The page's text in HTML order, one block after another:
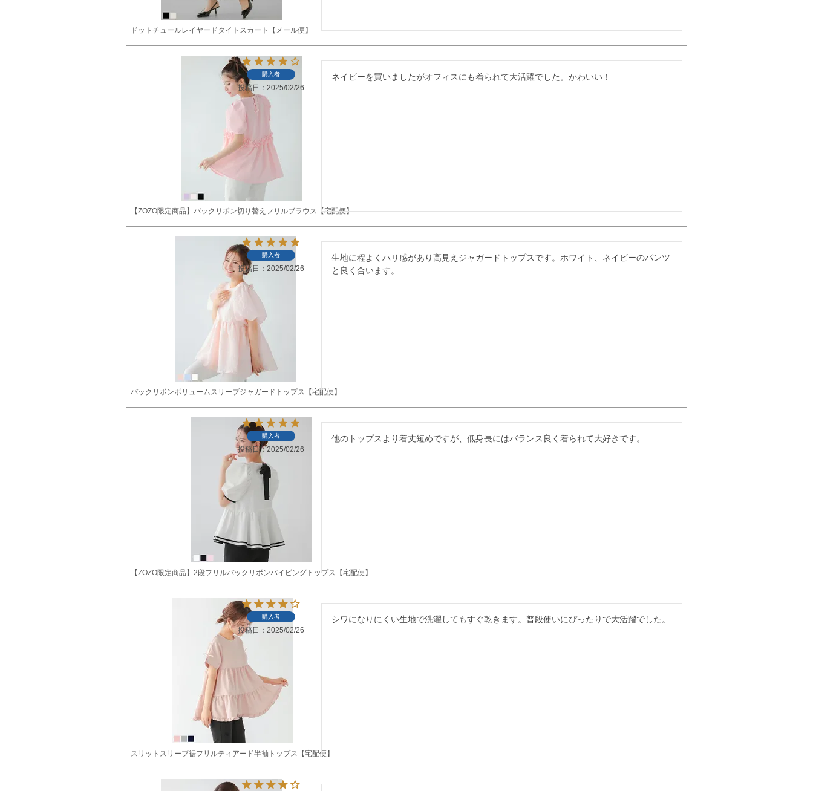
ドットチュールレイヤードタイトスカート【メール便】
【ZOZO限定商品】バックリボン切り替えフリルブラウス【宅配便】
購入者
投稿日 2025/02/26
ネイビーを買いましたがオフィスにも着られて大活躍でした。かわいい！
バックリボンボリュームスリーブジャガードトップス【宅配便】
購入者
投稿日 2025/02/26
生地に程よくハリ感があり高見えジャガードトップスです。ホワイト、ネイビーのパンツ
と良く合います。
【ZOZO限定商品】2段フリルバックリボンパイピングトップス【宅配便】
購入者
投稿日 2025/02/26
他のトップスより着丈短めですが、低身長にはバランス良く着られて大好きです。
スリットスリーブ裾フリルティアード半袖トップス【宅配便】
購入者
投稿日 2025/02/26
シワになりにくい生地で洗濯してもすぐ乾きます。普段使いにぴったりで大活躍でした。